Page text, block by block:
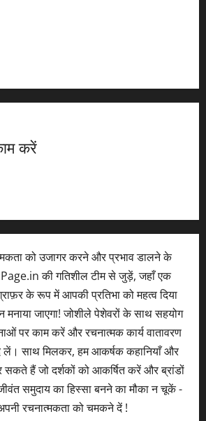
करें
को उजागर करने और प्रभाव डालने के
की गतिशील टीम से जुड़ें, जहाँ एक
के रूप में आपकी प्रतिभा को महत्व दिया
जाएगा! जोशीले पेशेवरों के साथ सहयोग
पर काम करें और रचनात्मक कार्य वातावरण
साथ मिलकर, हम आकर्षक कहानियाँ और
सकते हैं जो दर्शकों को आकर्षित करें और ब्रांडों
समुदाय का हिस्सा बनने का मौका न चूकें -
रचनात्मकता को चमकने दें !